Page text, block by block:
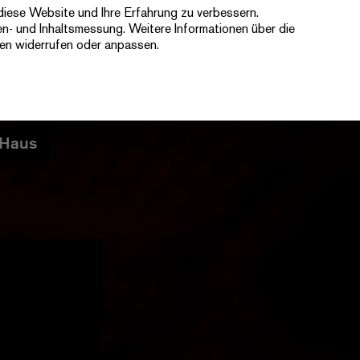
Ticketshop NewsletterKontakt
Website und Ihre Erfahrung zu verbessern.
und Inhaltsmessung. Weitere Informationen über die
widerrufen oder anpassen.